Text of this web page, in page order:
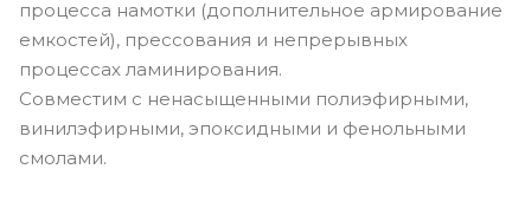
процесса намотки (дополнительное армирование
емкостей), прессования и непрерывных
процессах ламинирования.
Совместим с ненасыщенными полиэфирными,
винилэфирными, эпоксидными и фенольными
смолами.